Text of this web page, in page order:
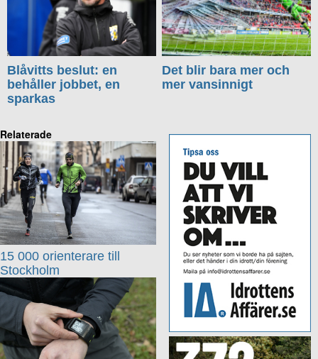
Blåvitts beslut: en
behåller jobbet, en
sparkas
Det blir bara mer och
mer vansinnigt
Relaterade
15 000 orienterare till
Stockholm